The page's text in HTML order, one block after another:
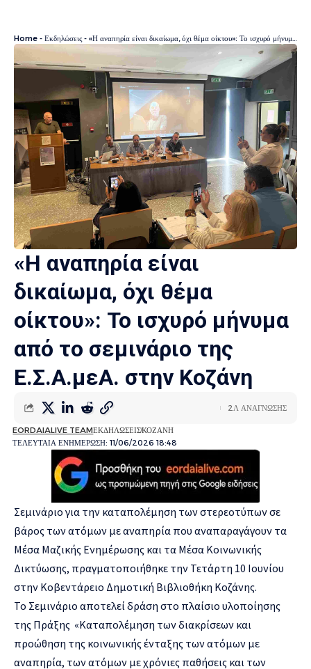
Home - Εκδηλώσεις - «Η αναπηρία είναι δικαίωμα, όχι θέμα οίκτου»: Το ισχυρό μήνυμα από το σεμινάριο της Ε.Σ.Α.μεΑ. στην Κοζάνη
«Η αναπηρία είναι
δικαίωμα, όχι θέμα
οίκτου»: Το ισχυρό μήνυμα
από το σεμινάριο της
Ε.Σ.Α.μεΑ. στην Κοζάνη
ΤΕΛΕΥΤΑΙΑ ΕΝΗΜΕΡΩΣΗ: 11/06/2026 18:48
EORDAIALIVE TEAMΕΚΔΗΛΩΣΕΙΣΚΟΖΑΝΗ
2Λ ΑΝΑΓΝΩΣΗΣ
Σεμινάριο για την καταπολέμηση των στερεοτύπων σε
βάρος των ατόμων με αναπηρία που αναπαραγάγουν τα
Μέσα Μαζικής Ενημέρωσης και τα Μέσα Κοινωνικής
Δικτύωσης, πραγματοποιήθηκε την Τετάρτη 10 Ιουνίου
στην Κοβεντάρειο Δημοτική Βιβλιοθήκη Κοζάνης.
Το Σεμινάριο αποτελεί δράση στο πλαίσιο υλοποίησης
της Πράξης «Καταπολέμηση των διακρίσεων και
προώθηση της κοινωνικής ένταξης των ατόμων με
αναπηρία, των ατόμων με χρόνιες παθήσεις και των